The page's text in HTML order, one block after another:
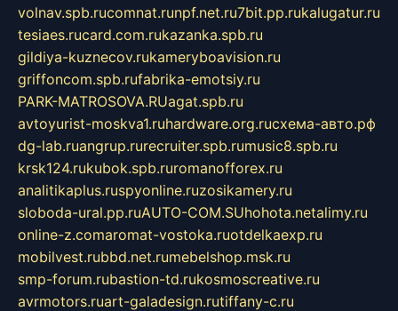
volnav.spb.rucomnat.runpf.net.ru7bit.pp.rukalugatur.ru
tesiaes.rucard.com.rukazanka.spb.ru
gildiya-kuznecov.rukameryboavision.ru
griffoncom.spb.rufabrika-emotsiy.ru
PARK-MATROSOVA.RUagat.spb.ru
avtoyurist-moskva1.ruhardware.org.ruсхема-авто.рф
dg-lab.ruangrup.rurecruiter.spb.rumusic8.spb.ru
krsk124.rukubok.spb.ruromanofforex.ru
analitikaplus.ruspyonline.ruzosikamery.ru
sloboda-ural.pp.ruAUTO-COM.SUhohota.netalimy.ru
online-z.comaromat-vostoka.ruotdelkaexp.ru
mobilvest.rubbd.net.rumebelshop.msk.ru
smp-forum.rubastion-td.rukosmoscreative.ru
avrmotors.ruart-galadesign.rutiffany-c.ru